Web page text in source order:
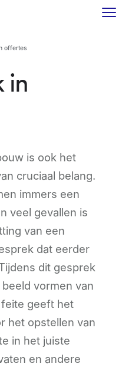
offertes
in
is ook het
cruciaal belang.
immers een
veel gevallen is
van een
dat eerder
dit gesprek
vormen van
geeft het
het opstellen van
in het juiste
en andere